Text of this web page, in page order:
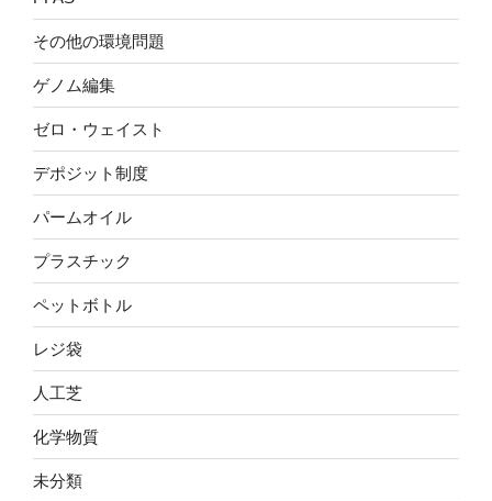
その他の環境問題
ゲノム編集
ゼロ・ウェイスト
デポジット制度
パームオイル
プラスチック
ペットボトル
レジ袋
人工芝
化学物質
未分類